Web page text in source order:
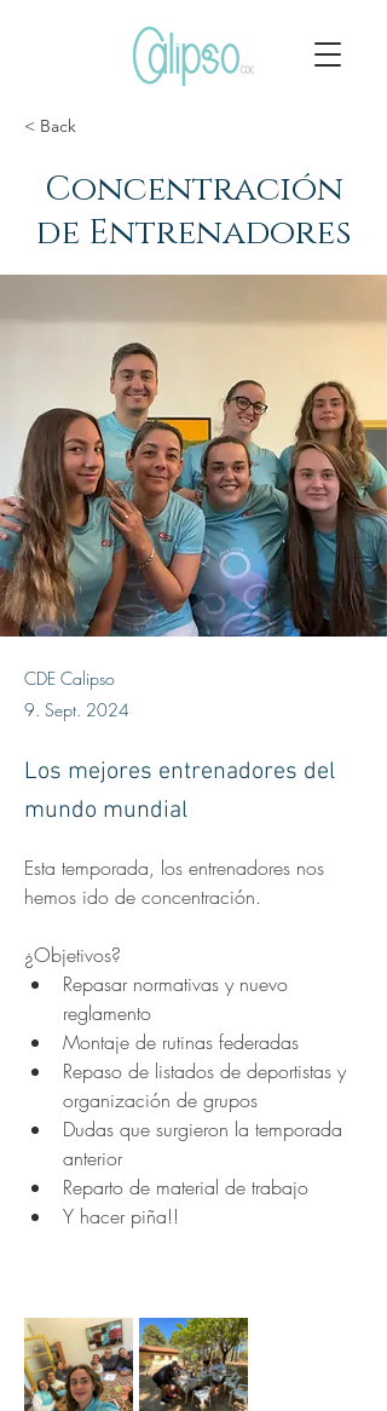
< Back
Concentración
de Entrenadores
CDE Calipso
9. Sept. 2024
Los mejores entrenadores del
mundo mundial
Esta temporada, los entrenadores nos
hemos ido de concentración.
¿Objetivos?
Repasar normativas y nuevo
reglamento
Montaje de rutinas federadas
Repaso de listados de deportistas y
organización de grupos
Dudas que surgieron la temporada
anterior
Reparto de material de trabajo
Y hacer piña!!